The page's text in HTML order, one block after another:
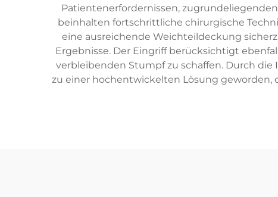
Patientenerfordernissen,
beinhalten fortschrittliche chirurgische
eine ausreichende Weichteildeckung
Ergebnisse. Der Eingriff berücksichtigt
verbleibenden Stumpf zu schaffen. Durch
zu einer hochentwickelten Lösung